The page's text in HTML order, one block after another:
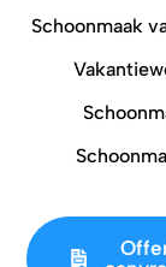
Schoonmaak